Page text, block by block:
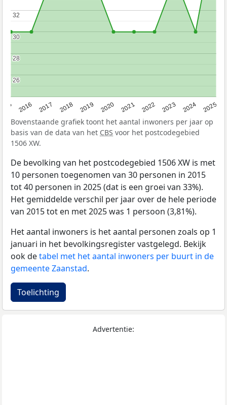
2016 2017 2018 2019 2020 2021 2022 2023 2024 2025
26
26
28
28
30
30
32
32
Bovenstaande grafiek toont het aantal inwoners per jaar op
basis van de data van het CBS voor het postcodegebied
1506 XW.
De bevolking van het postcodegebied 1506 XW is met
10 personen toegenomen van 30 personen in 2015
tot 40 personen in 2025 (dat is een groei van 33%).
Het gemiddelde verschil per jaar over de hele periode
van 2015 tot en met 2025 was 1 persoon (3,81%).
Het aantal inwoners is het aantal personen zoals op 1
januari in het bevolkingsregister vastgelegd. Bekijk
ook detabel met het aantal inwoners per buurt in de
gemeente Zaanstad.
Toelichting
Advertentie: